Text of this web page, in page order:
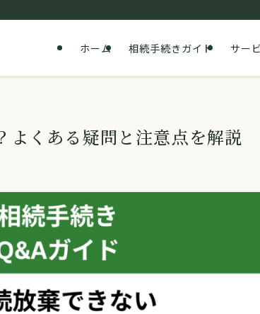
ホーム 相続手続きガイド サー
よくある疑問と注意点を解説